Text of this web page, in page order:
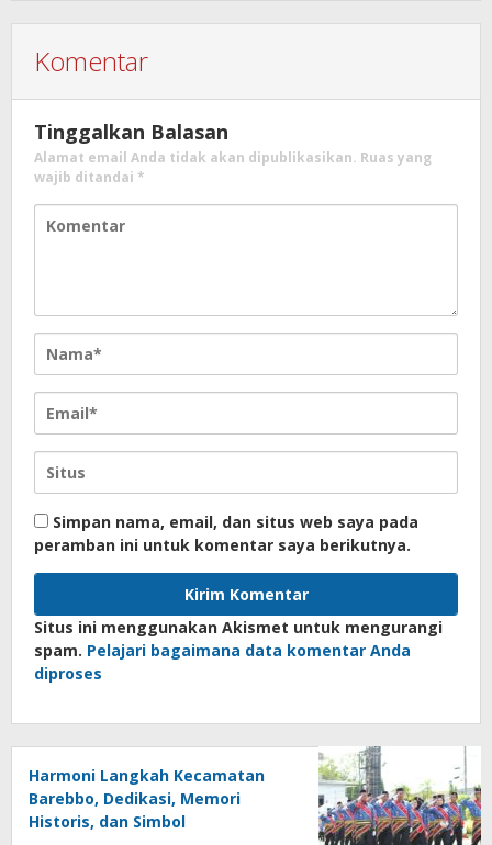
Komentar
Tinggalkan Balasan
Alamat email Anda tidak akan dipublikasikan. Ruas yang
wajib ditandai *
Simpan nama, email, dan situs web saya pada
peramban ini untuk komentar saya berikutnya.
Situs ini menggunakan Akismet untuk mengurangi
spam. Pelajari bagaimana data komentar Anda
diproses
Harmoni Langkah Kecamatan
Barebbo, Dedikasi, Memori
Historis, dan Simbol